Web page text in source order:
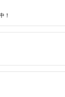
！